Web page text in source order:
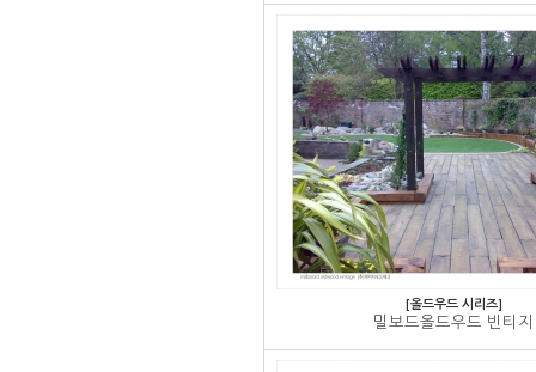
[올드우드 시리즈]
밀보드올드우드 빈티지